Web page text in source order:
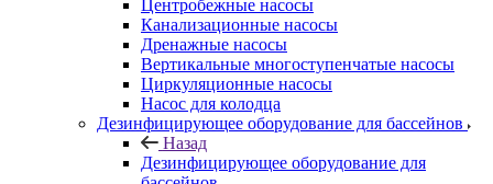
Центробежные насосы
Канализационные насосы
Дренажные насосы
Вертикальные многоступенчатые насосы
Циркуляционные насосы
Насос для колодца
Дезинфицирующее оборудование для бассейнов
Назад
Дезинфицирующее оборудование для